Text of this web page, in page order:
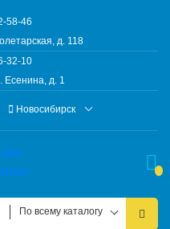
58-46
д. 118
32-10
Есенина, д. 1
Новосибирск
По всему каталогу